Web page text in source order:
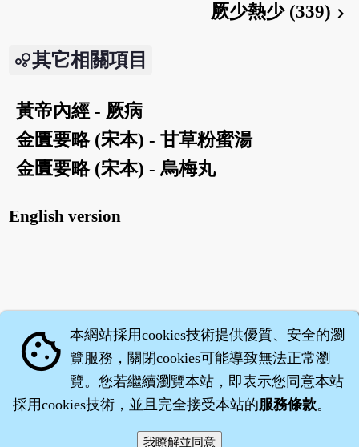
厥少熱少 (339) chevron_right
其它相關項目
黃帝內經 - 厥病
金匱要略 (宋本) - 甘草粉蜜湯
金匱要略 (宋本) - 烏梅丸
English version
cookie 本網站採用cookies技術提供優質、安全的瀏
覽服務，關閉cookies可能導致無法正常瀏
覽。您若繼續瀏覽本站，即表示您同意本站
採用cookies技術，並且完全接受本站的服務條款。